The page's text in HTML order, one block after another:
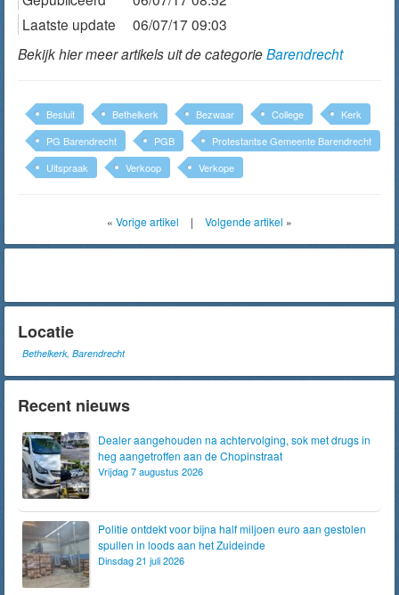
Laatste update
06/07/17 09:03
Bekijk hier meer artikels uit de categorieBarendrecht
Besluit Bethelkerk Bezwaar College
Kerk
PG Barendrecht
PGB
Protestantse Gemeente Barendrecht
Uitspraak
Verkoop Verkope
« Vorige artikel | Volgende artikel »
Locatie
Bethelkerk, Barendrecht
Recent nieuws
Dealer aangehouden na achtervolging, sok met drugs in
heg aangetroffen aan de Chopinstraat
Vrijdag 7 augustus 2026
Politie ontdekt voor bijna half miljoen euro aan gestolen
spullen in loods aan het Zuideinde
Dinsdag 21 juli 2026